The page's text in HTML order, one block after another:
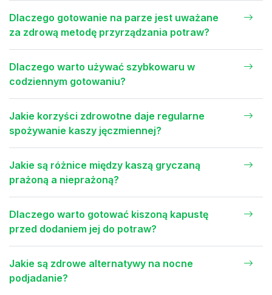
Dlaczego gotowanie na parze jest uważane
za zdrową metodę przyrządzania potraw?
Dlaczego warto używać szybkowaru w
codziennym gotowaniu?
Jakie korzyści zdrowotne daje regularne
spożywanie kaszy jęczmiennej?
Jakie są różnice między kaszą gryczaną
prażoną a nieprażoną?
Dlaczego warto gotować kiszoną kapustę
przed dodaniem jej do potraw?
Jakie są zdrowe alternatywy na nocne
podjadanie?